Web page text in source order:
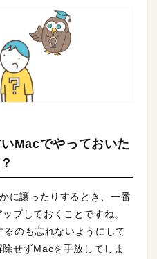
Macでやっておいた
に譲ったりするとき、一番
プしておくことですね。
るのも忘れないようにして
せずMacを手放してしま